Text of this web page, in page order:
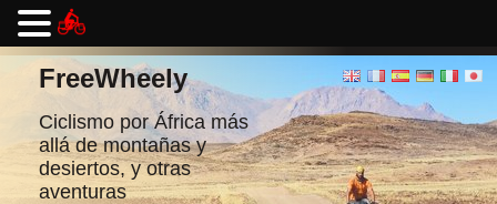
Ir
contenidoFreeWheely
Ciclismo por África más
allá de montañas y
desiertos, y otras
aventuras